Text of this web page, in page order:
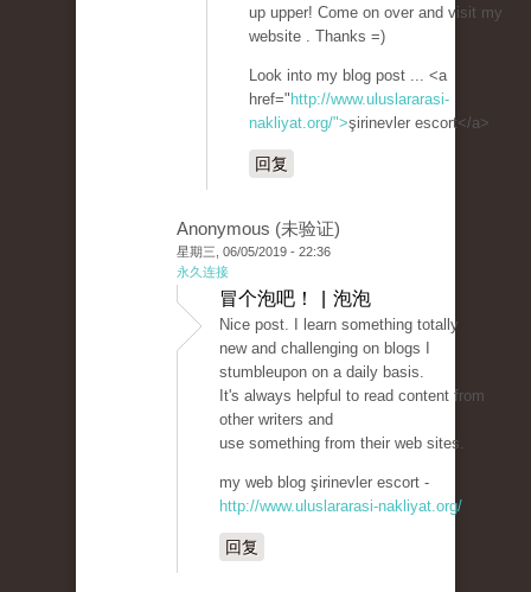
up upper! Come on over and visit my
website . Thanks =)
Look into my blog post ... <a
href=" http://www.uluslararasi-
nakliyat.org/">şirinevler escort</a>
回复
Anonymous (未验证)
星期三, 06/05/2019 - 22:36
永久连接
冒个泡吧！ | 泡泡
Nice post. I learn something totally
new and challenging on blogs I
stumbleupon on a daily basis.
It's always helpful to read content from
other writers and
use something from their web sites.
my web blog şirinevler escort -
http://www.uluslararasi-nakliyat.org/
回复